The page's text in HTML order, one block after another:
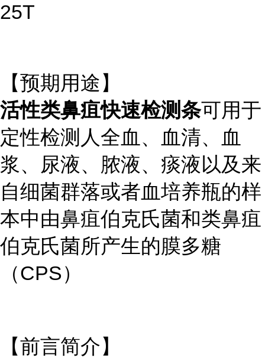
25T
【预期用途】
活性类鼻疽快速检测条可用于
定性检测人全血、血清、血
浆、尿液、脓液、痰液以及来
自细菌群落或者血培养瓶的样
本中由鼻疽伯克氏菌和类鼻疽
伯克氏菌所产生的膜多糖
（CPS）
【前言简介】